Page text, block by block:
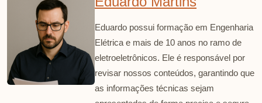
Eduardo possui formação em Engenharia
Elétrica e mais de 10 anos no ramo de
eletroeletrônicos. Ele é responsável por
revisar nossos conteúdos, garantindo que
as informações técnicas sejam